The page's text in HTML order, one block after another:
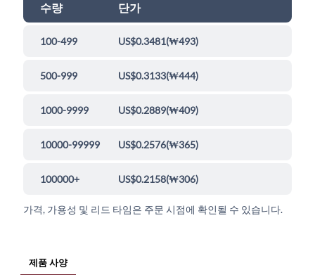
수량 단가
100-499 US$0.3481(₩493)
500-999 US$0.3133(₩444)
1000-9999 US$0.2889(₩409)
10000-99999 US$0.2576(₩365)
100000+ US$0.2158(₩306)
가격, 가용성 및 리드 타임은 주문 시점에 확인될 수 있습니다.
제품 사양